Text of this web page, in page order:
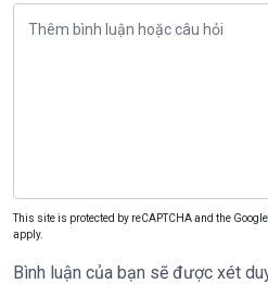
This site is protected by reCAPTCHA and the Google
apply.
Bình luận của bạn sẽ được xét